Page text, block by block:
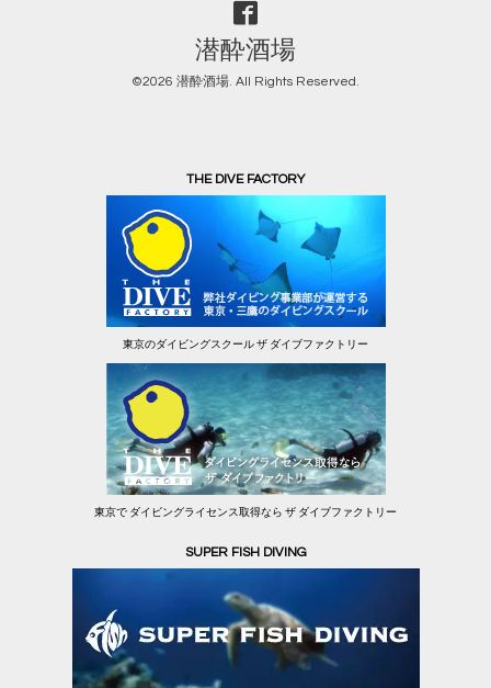
潜酔酒場
©2026 潜酔酒場. All Rights Reserved.
THE DIVE FACTORY
東京のダイビングスクール ザ ダイブファクトリー
東京で ダイビングライセンス取得なら ザ ダイブファクトリー
SUPER FISH DIVING